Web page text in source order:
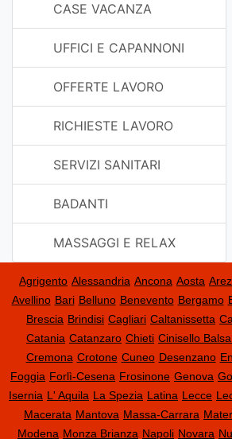
CASE VACANZA
UFFICI E CAPANNONI
OFFERTE LAVORO
RICHIESTE LAVORO
SERVIZI SANITARI
BADANTI
MASSAGGI E RELAX
Agrigento Alessandria Ancona Aosta
Avellino Bari Belluno Benevento Bergamo
Brescia Brindisi Cagliari Caltanissetta
Catania Catanzaro Chieti Cinisello
Cremona Crotone Cuneo Desenzano
Foggia Forlì-Cesena Frosinone Genova
Isernia L' Aquila La Spezia Latina Lecce
Macerata Mantova Massa-Carrara
Modena Monza Brianza Napoli Novara